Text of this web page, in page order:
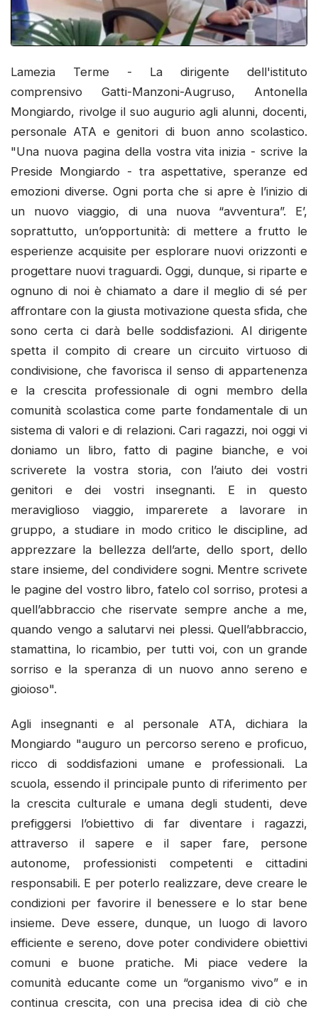
Lamezia Terme - La dirigente dell'istituto
comprensivo Gatti-Manzoni-Augruso, Antonella
Mongiardo, rivolge il suo augurio agli alunni, docenti,
personale ATA e genitori di buon anno scolastico.
"Una nuova pagina della vostra vita inizia - scrive la
Preside Mongiardo - tra aspettative, speranze ed
emozioni diverse. Ogni porta che si apre è l’inizio di
un nuovo viaggio, di una nuova “avventura”. E’,
soprattutto, un’opportunità: di mettere a frutto le
esperienze acquisite per esplorare nuovi orizzonti e
progettare nuovi traguardi. Oggi, dunque, si riparte e
ognuno di noi è chiamato a dare il meglio di sé per
affrontare con la giusta motivazione questa sfida, che
sono certa ci darà belle soddisfazioni. Al dirigente
spetta il compito di creare un circuito virtuoso di
condivisione, che favorisca il senso di appartenenza
e la crescita professionale di ogni membro della
comunità scolastica come parte fondamentale di un
sistema di valori e di relazioni. Cari ragazzi, noi oggi vi
doniamo un libro, fatto di pagine bianche, e voi
scriverete la vostra storia, con l’aiuto dei vostri
genitori e dei vostri insegnanti. E in questo
meraviglioso viaggio, imparerete a lavorare in
gruppo, a studiare in modo critico le discipline, ad
apprezzare la bellezza dell’arte, dello sport, dello
stare insieme, del condividere sogni. Mentre scrivete
le pagine del vostro libro, fatelo col sorriso, protesi a
quell’abbraccio che riservate sempre anche a me,
quando vengo a salutarvi nei plessi. Quell’abbraccio,
stamattina, lo ricambio, per tutti voi, con un grande
sorriso e la speranza di un nuovo anno sereno e
gioioso".
Agli insegnanti e al personale ATA, dichiara la
Mongiardo "auguro un percorso sereno e proficuo,
ricco di soddisfazioni umane e professionali. La
scuola, essendo il principale punto di riferimento per
la crescita culturale e umana degli studenti, deve
prefiggersi l’obiettivo di far diventare i ragazzi,
attraverso il sapere e il saper fare, persone
autonome, professionisti competenti e cittadini
responsabili. E per poterlo realizzare, deve creare le
condizioni per favorire il benessere e lo star bene
insieme. Deve essere, dunque, un luogo di lavoro
efficiente e sereno, dove poter condividere obiettivi
comuni e buone pratiche. Mi piace vedere la
comunità educante come un “organismo vivo” e in
continua crescita, con una precisa idea di ciò che